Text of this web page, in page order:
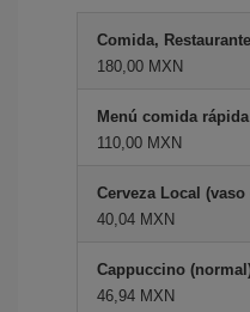
Comida,
180,00 MXN
Menú comida rápida
110,00 MXN
Cerveza Local
40,04 MXN
Cappuccino
46,94 MXN